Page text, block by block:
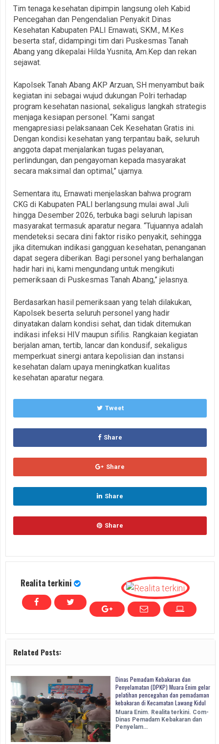
Tim tenaga kesehatan dipimpin langsung oleh Kabid
Pencegahan dan Pengendalian Penyakit Dinas
Kesehatan Kabupaten PALI Ernawati, SKM., M.Kes
beserta staf, didampingi tim dari Puskesmas Tanah
Abang yang dikepalai Hilda Yusnita, Am.Kep dan rekan
sejawat.
Kapolsek Tanah Abang AKP Arzuan, SH menyambut baik
kegiatan ini sebagai wujud dukungan Polri terhadap
program kesehatan nasional, sekaligus langkah strategis
menjaga kesiapan personel. “Kami sangat
mengapresiasi pelaksanaan Cek Kesehatan Gratis ini.
Dengan kondisi kesehatan yang terpantau baik, seluruh
anggota dapat menjalankan tugas pelayanan,
perlindungan, dan pengayoman kepada masyarakat
secara maksimal dan optimal,” ujarnya.
Sementara itu, Ernawati menjelaskan bahwa program
CKG di Kabupaten PALI berlangsung mulai awal Juli
hingga Desember 2026, terbuka bagi seluruh lapisan
masyarakat termasuk aparatur negara. “Tujuannya adalah
mendeteksi secara dini faktor risiko penyakit, sehingga
jika ditemukan indikasi gangguan kesehatan, penanganan
dapat segera diberikan. Bagi personel yang berhalangan
hadir hari ini, kami mengundang untuk mengikuti
pemeriksaan di Puskesmas Tanah Abang,” jelasnya.
Berdasarkan hasil pemeriksaan yang telah dilakukan,
Kapolsek beserta seluruh personel yang hadir
dinyatakan dalam kondisi sehat, dan tidak ditemukan
indikasi infeksi HIV maupun sifilis. Rangkaian kegiatan
berjalan aman, tertib, lancar dan kondusif, sekaligus
memperkuat sinergi antara kepolisian dan instansi
kesehatan dalam upaya meningkatkan kualitas
kesehatan aparatur negara.
Tweet
Share
Share
Share
Share
Realita terkini
Related Posts:
Dinas Pemadam Kebakaran dan
Penyelamatan (DPKP) Muara Enim gelar
pelatihan pencegahan dan pemadaman
kebakaran di Kecamatan Lawang Kidul
Muara Enim. Realita terkini. Com-
Dinas Pemadam Kebakaran dan
Penyelam…